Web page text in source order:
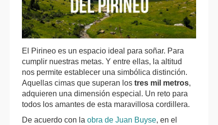
El Pirineo es un espacio ideal para soñar. Para
cumplir nuestras metas. Y entre ellas, la altitud
nos permite establecer una simbólica distinción.
Aquellas cimas que superan los tres mil metros,
adquieren una dimensión especial. Un reto para
todos los amantes de esta maravillosa cordillera.
De acuerdo con la obra de Juan Buyse, en el